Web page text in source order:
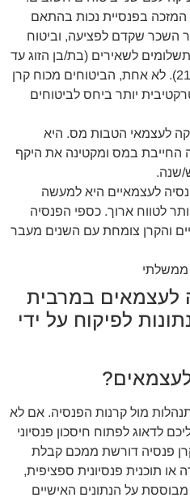
המזכה בפנסיית נכות בהתאם
השכר שקדם לפציעה, וביטוח
לשאירים (בת/בן הזוג עד
סוף הימים וילדים עד גיל 21). לא אחת, הביטוחים מכוח קרן
יותר ביחס לביטוחים
לעצמאי הטבות מס. היא
החייבת במס ומקטינה את היקף
שנה.
לעצמאיים היא למעשה
לטווח ארוך. כספי הפנסיה
והקרן צומחת עם השנים מעבר
ממשלתי
לעצמאים במרבית
לפיקוח על ידי
מול קרנות הפנסיה. אם לא
לדאוג לפתוח חיסכון פנסיוני
פנסיה דורשת ממכם קבלת
או תוכנית פנסיונית ספציפית,
מבוססת על הנתונים האישיים